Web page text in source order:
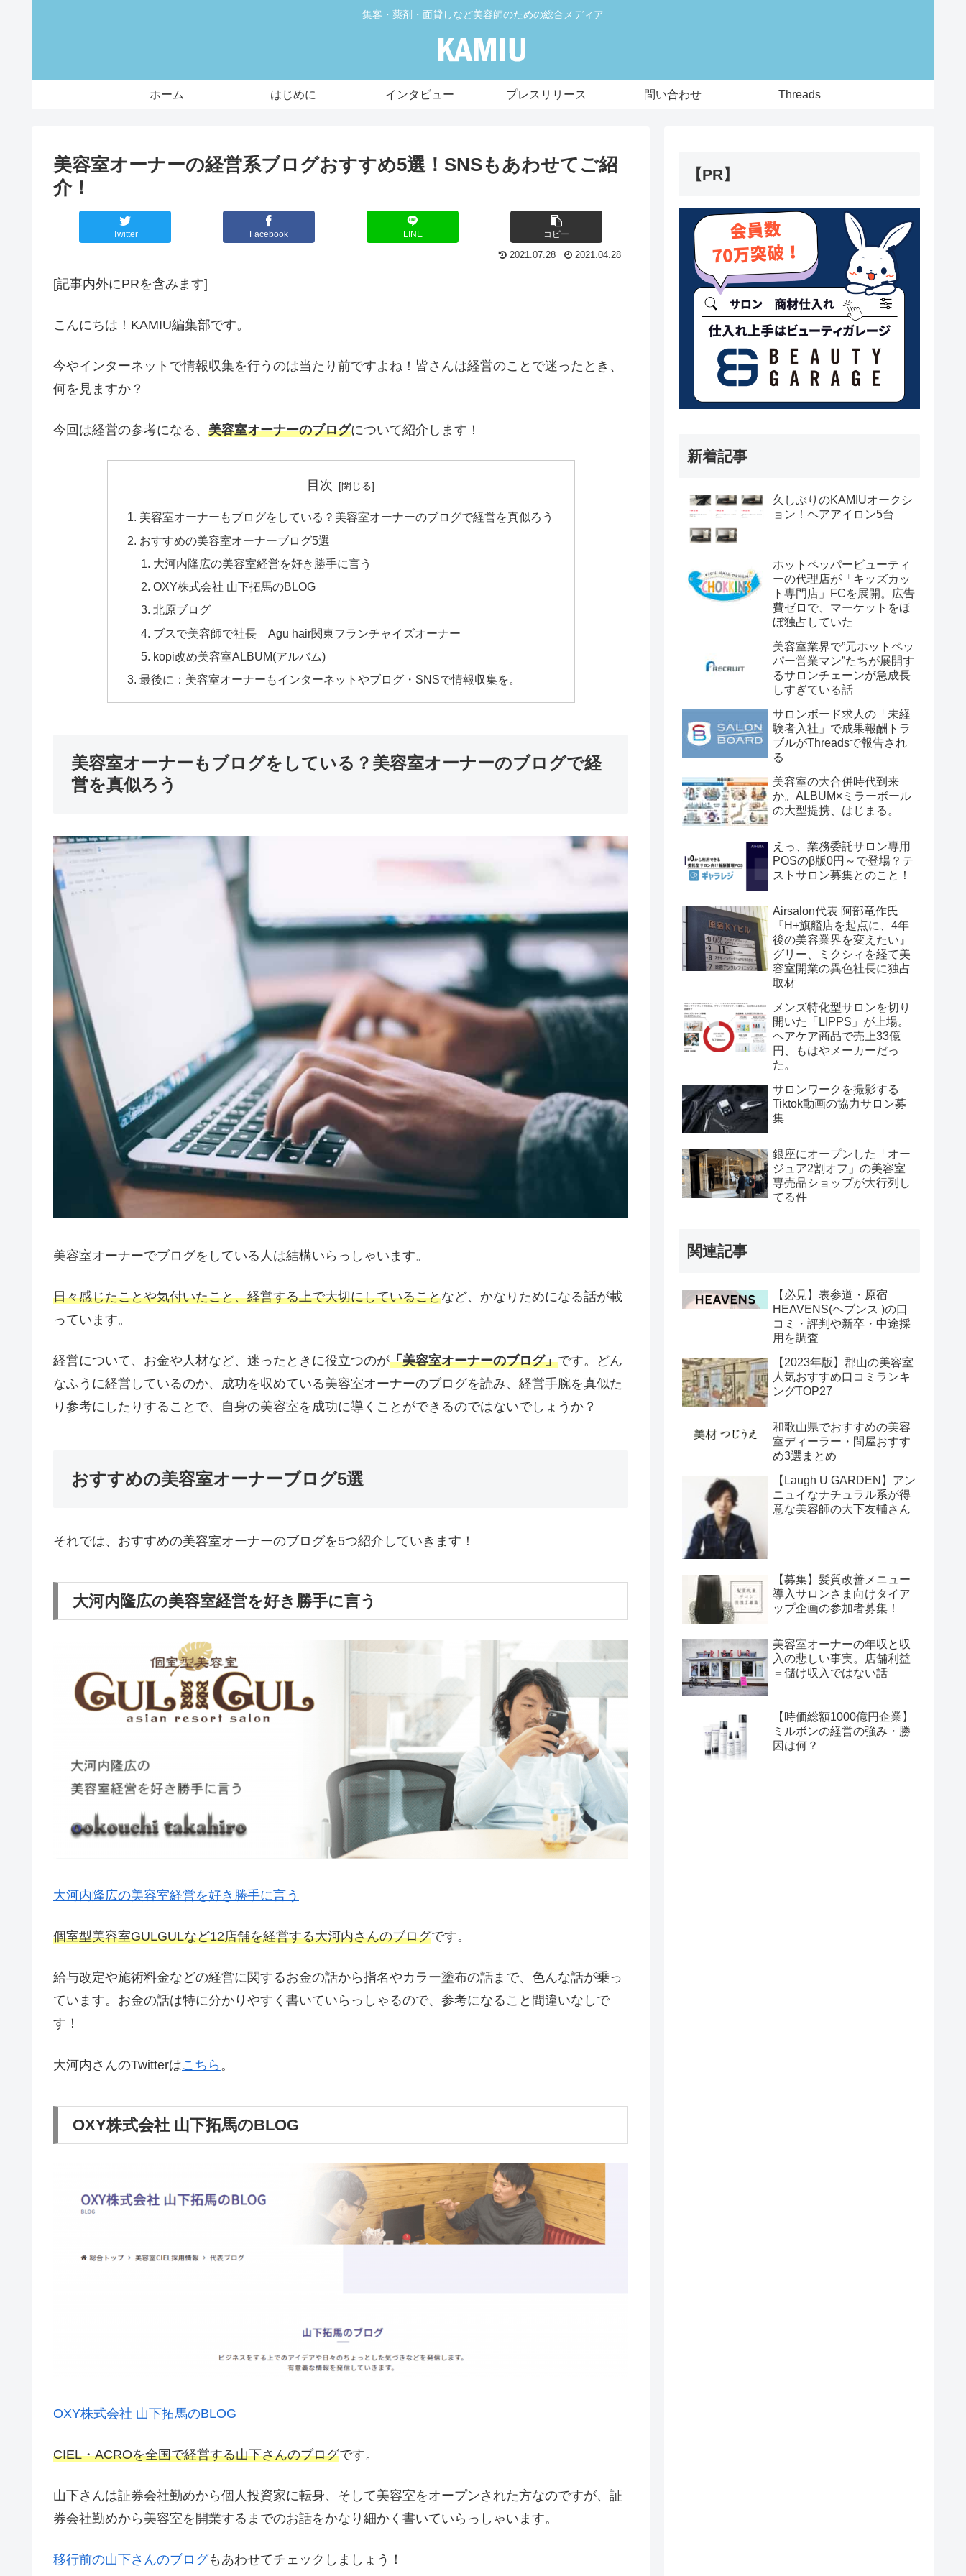
集客・薬剤・面貸しなど美容師のための総合メディア
ホーム はじめに インタビュー プレスリリース 問い合わせ Threads
美容室オーナーの経営系ブログおすすめ5選！SNSもあわせてご紹
介！
Twitter Facebook LINE コピー
2021.07.28 2021.04.28
[記事内外にPRを含みます]
こんにちは！KAMIU編集部です。
今やインターネットで情報収集を行うのは当たり前ですよね！皆さんは経営のことで迷ったとき、
何を見ますか？
今回は経営の参考になる、 美容室オーナーのブログについて紹介します！
目次
美容室オーナーもブログをしている？美容室オーナーのブログで経営を真似ろう
おすすめの美容室オーナーブログ5選
大河内隆広の美容室経営を好き勝手に言う
OXY株式会社 山下拓馬のBLOG
北原ブログ
ブスで美容師で社長 Agu hair関東フランチャイズオーナー
kopi改め美容室ALBUM(アルバム)
最後に：美容室オーナーもインターネットやブログ・SNSで情報収集を。
美容室オーナーもブログをしている？美容室オーナーのブログで経
営を真似ろう
美容室オーナーでブログをしている人は結構いらっしゃいます。
日々感じたことや気付いたこと、経営する上で大切にしていることなど、かなりためになる話が載
っています。
経営について、お金や人材など、迷ったときに役立つのが「美容室オーナーのブログ」です。どん
なふうに経営しているのか、成功を収めている美容室オーナーのブログを読み、経営手腕を真似た
り参考にしたりすることで、自身の美容室を成功に導くことができるのではないでしょうか？
おすすめの美容室オーナーブログ5選
それでは、おすすめの美容室オーナーのブログを5つ紹介していきます！
大河内隆広の美容室経営を好き勝手に言う
大河内隆広の美容室経営を好き勝手に言う
個室型美容室GULGULなど12店舗を経営する大河内さんのブログです。
給与改定や施術料金などの経営に関するお金の話から指名やカラー塗布の話まで、色んな話が乗っ
ています。お金の話は特に分かりやすく書いていらっしゃるので、参考になること間違いなしで
す！
大河内さんのTwitterはこちら 。
OXY株式会社 山下拓馬のBLOG
OXY株式会社 山下拓馬のBLOG
CIEL・ACROを全国で経営する山下さんのブログです。
山下さんは証券会社勤めから個人投資家に転身、そして美容室をオープンされた方なのですが、証
券会社勤めから美容室を開業するまでのお話をかなり細かく書いていらっしゃいます。
移行前の山下さんのブログもあわせてチェックしましょう！
【PR】
新着記事
久しぶりのKAMIUオークシ
ョン！ヘアアイロン5台
ホットペッパービューティ
ーの代理店が「キッズカッ
ト専門店」FCを展開。広告
費ゼロで、マーケットをほ
ぼ独占していた
美容室業界で”元ホットペッ
パー営業マン”たちが展開す
るサロンチェーンが急成長
しすぎている話
サロンボード求人の「未経
験者入社」で成果報酬トラ
ブルがThreadsで報告され
る
美容室の大合併時代到来
か。ALBUM×ミラーボール
の大型提携、はじまる。
えっ、業務委託サロン専用
POSのβ版0円～で登場？テ
ストサロン募集とのこと！
Airsalon代表 阿部竜作氏
『H+旗艦店を起点に、4年
後の美容業界を変えたい』
グリー、ミクシィを経て美
容室開業の異色社長に独占
取材
メンズ特化型サロンを切り
開いた「LIPPS」が上場。
ヘアケア商品で売上33億
円、もはやメーカーだっ
た。
サロンワークを撮影する
Tiktok動画の協力サロン募
集
銀座にオープンした「オー
ジュア2割オフ」の美容室
専売品ショップが大行列し
てる件
関連記事
【必見】表参道・原宿
HEAVENS(ヘブンス )の口
コミ・評判や新卒・中途採
用を調査
【2023年版】郡山の美容室
人気おすすめ口コミランキ
ングTOP27
和歌山県でおすすめの美容
室ディーラー・問屋おすす
め3選まとめ
【Laugh U GARDEN】アン
ニュイなナチュラル系が得
意な美容師の大下友輔さん
【募集】髪質改善メニュー
導入サロンさま向けタイア
ップ企画の参加者募集！
美容室オーナーの年収と収
入の悲しい事実。店舗利益
＝儲け収入ではない話
【時価総額1000億円企業】
ミルボンの経営の強み・勝
因は何？